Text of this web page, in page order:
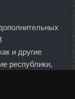
и другие
республики,